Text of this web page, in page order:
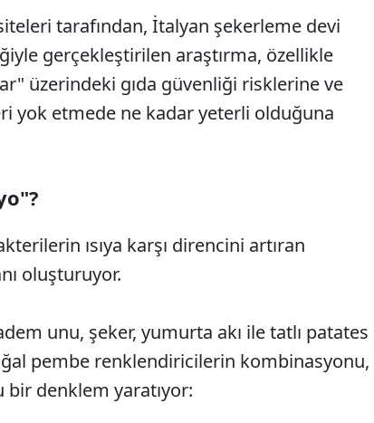
tarafından, İtalyan şekerleme devi
gerçekleştirilen araştırma, özellikle
üzerindeki gıda güvenliği risklerine ve
yok etmede ne kadar yeterli olduğuna
ısıya karşı direncini artıran
oluşturuyor.
unu, şeker, yumurta akı ile tatlı patates
pembe renklendiricilerin kombinasyonu,
denklem yaratıyor: